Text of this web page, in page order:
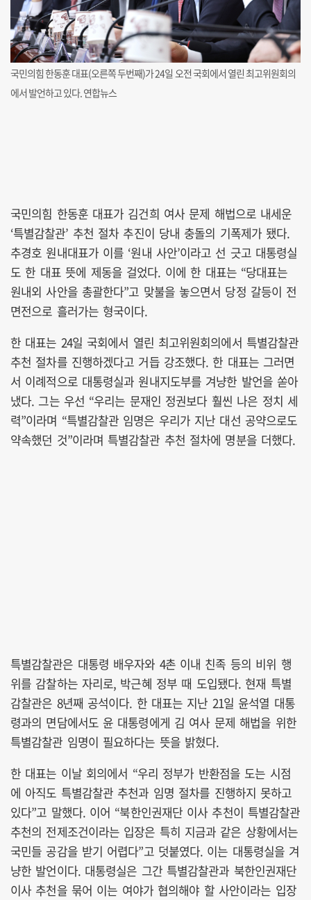
국민의힘 한동훈 대표(오른쪽 두번째)가 24일 오전 국회에서 열린 최고위원회의
에서 발언하고 있다. 연합뉴스
국민의힘 한동훈 대표가 김건희 여사 문제 해법으로 내세운
‘특별감찰관’ 추천 절차 추진이 당내 충돌의 기폭제가 됐다.
추경호 원내대표가 이를 ‘원내 사안’이라고 선 긋고 대통령실
도 한 대표 뜻에 제동을 걸었다. 이에 한 대표는 “당대표는
원내외 사안을 총괄한다”고 맞불을 놓으면서 당정 갈등이 전
면전으로 흘러가는 형국이다.
한 대표는 24일 국회에서 열린 최고위원회의에서 특별감찰관
추천 절차를 진행하겠다고 거듭 강조했다. 한 대표는 그러면
서 이례적으로 대통령실과 원내지도부를 겨냥한 발언을 쏟아
냈다. 그는 우선 “우리는 문재인 정권보다 훨씬 나은 정치 세
력”이라며 “특별감찰관 임명은 우리가 지난 대선 공약으로도
약속했던 것”이라며 특별감찰관 추천 절차에 명분을 더했다.
특별감찰관은 대통령 배우자와 4촌 이내 친족 등의 비위 행
위를 감찰하는 자리로, 박근혜 정부 때 도입됐다. 현재 특별
감찰관은 8년째 공석이다. 한 대표는 지난 21일 윤석열 대통
령과의 면담에서도 윤 대통령에게 김 여사 문제 해법을 위한
특별감찰관 임명이 필요하다는 뜻을 밝혔다.
한 대표는 이날 회의에서 “우리 정부가 반환점을 도는 시점
에 아직도 특별감찰관 추천과 임명 절차를 진행하지 못하고
있다”고 말했다. 이어 “북한인권재단 이사 추천이 특별감찰관
추천의 전제조건이라는 입장은 특히 지금과 같은 상황에서는
국민들 공감을 받기 어렵다”고 덧붙였다. 이는 대통령실을 겨
냥한 발언이다. 대통령실은 그간 특별감찰관과 북한인권재단
이사 추천을 묶어 이는 여야가 협의해야 할 사안이라는 입장